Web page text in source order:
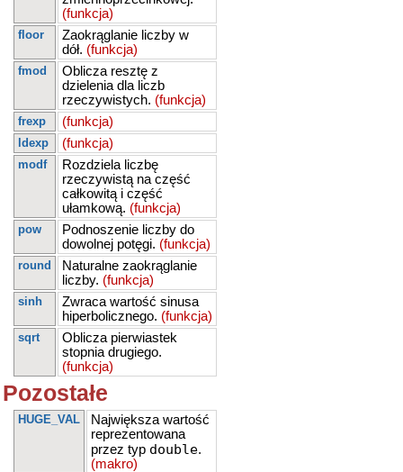
(funkcja)
floor
Zaokrąglanie liczby w
dół. (funkcja)
fmod
Oblicza resztę z
dzielenia dla liczb
rzeczywistych. (funkcja)
frexp (funkcja)
ldexp (funkcja)
modf
Rozdziela liczbę
rzeczywistą na część
całkowitą i część
ułamkową. (funkcja)
pow
Podnoszenie liczby do
dowolnej potęgi. (funkcja)
round
Naturalne zaokrąglanie
liczby. (funkcja)
sinh
Zwraca wartość sinusa
hiperbolicznego. (funkcja)
sqrt
Oblicza pierwiastek
stopnia drugiego.
(funkcja)
Pozostałe
HUGE_VAL
Największa wartość
reprezentowana
przez typ double.
(makro)